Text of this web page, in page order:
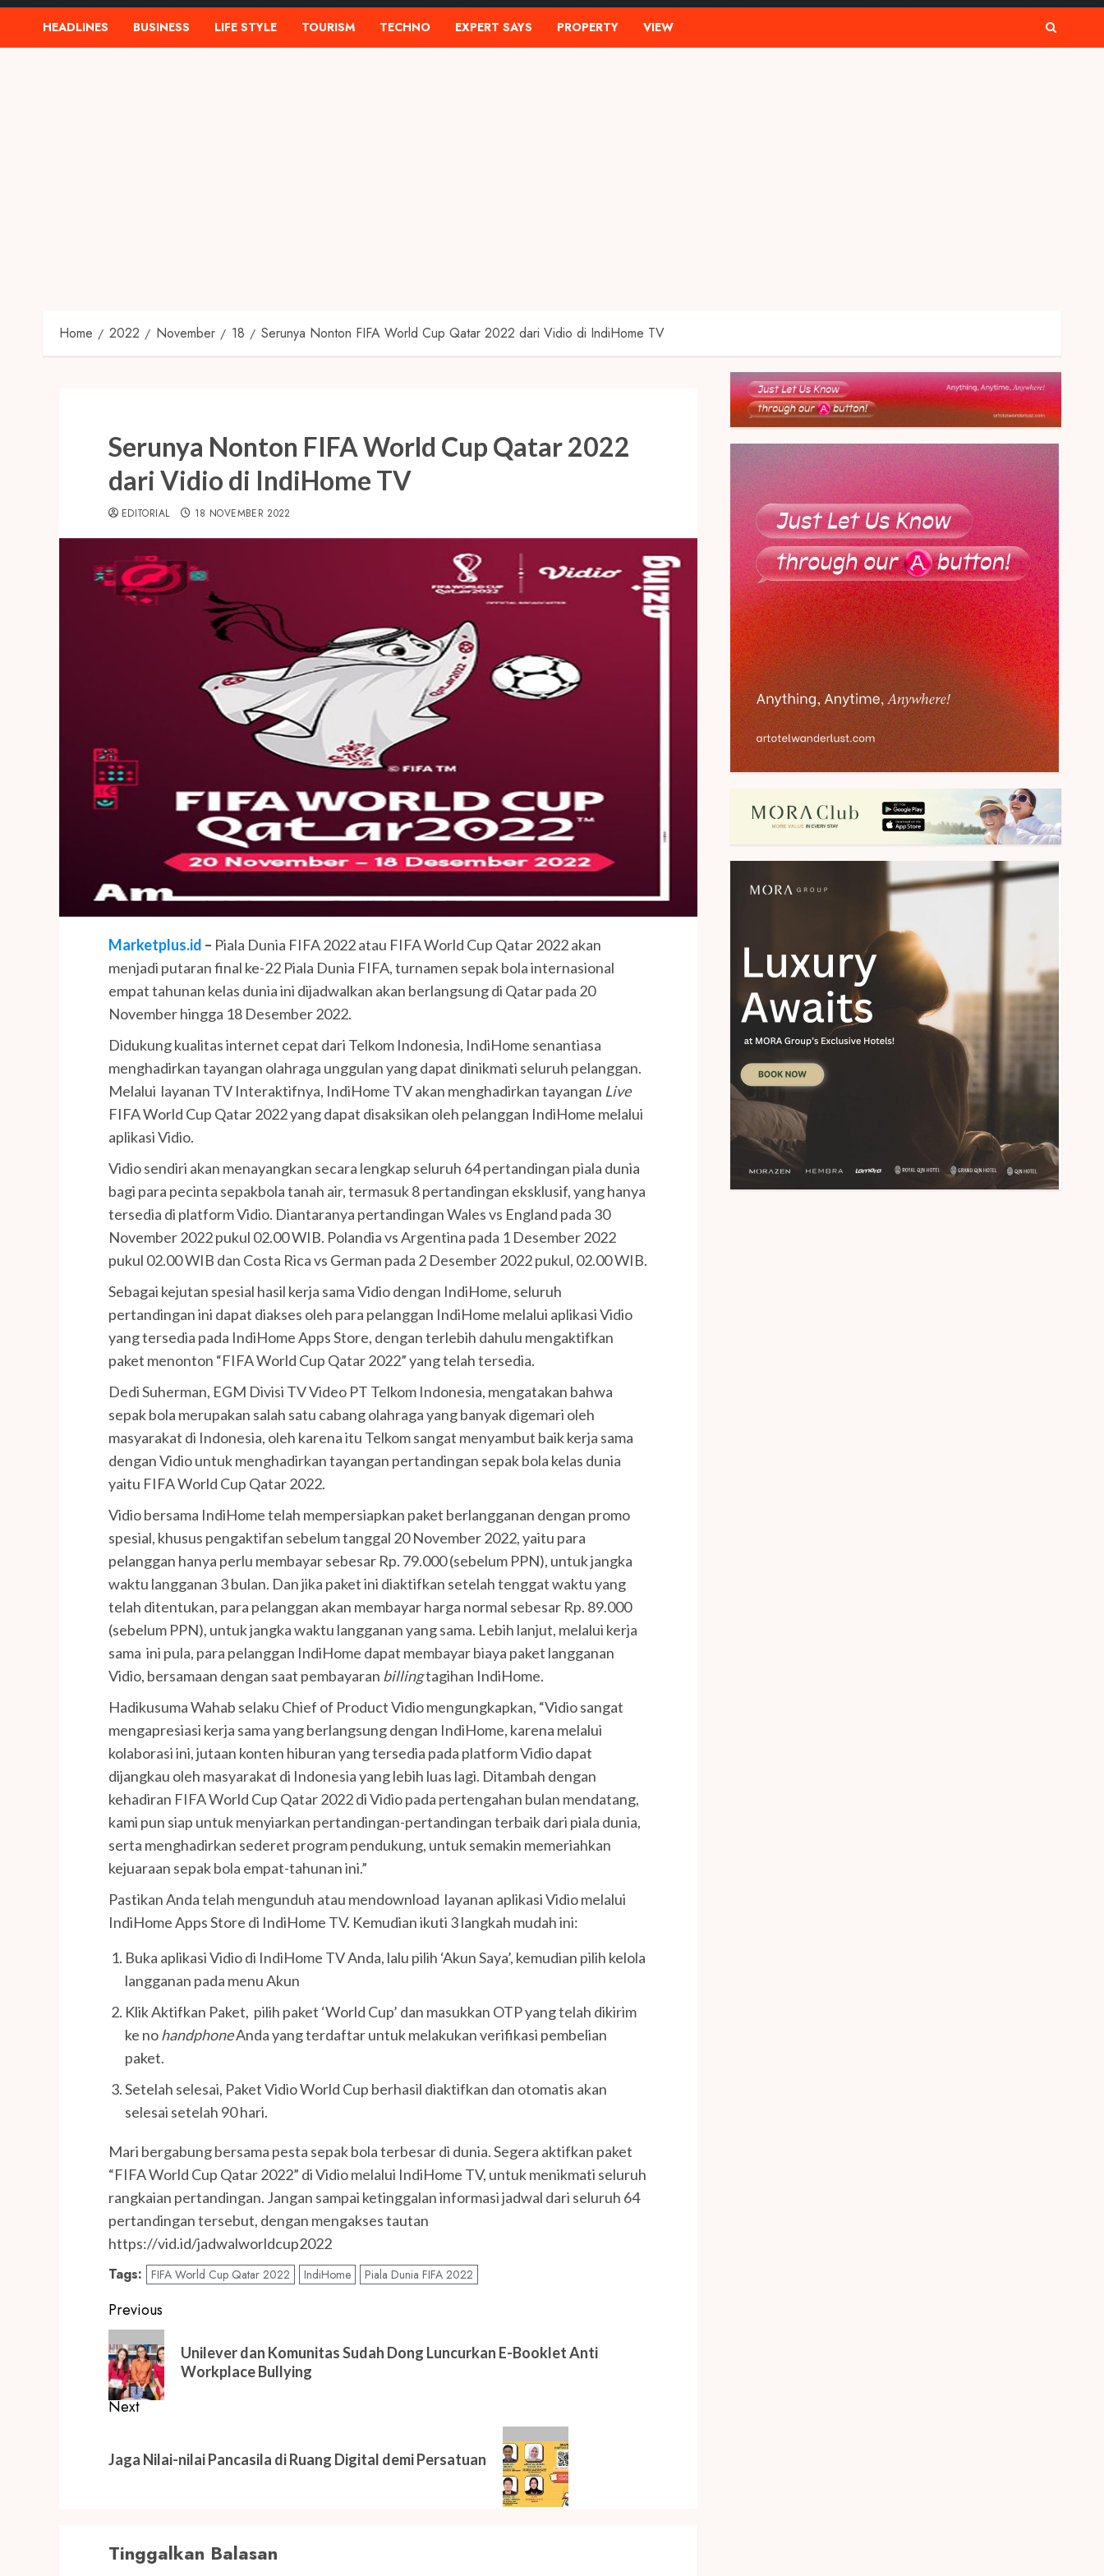
HEADLINES BUSINESS LIFE STYLE TOURISM TECHNO EXPERT SAYS PROPERTY VIEW
Home 2022 November 18 Serunya Nonton FIFA World Cup Qatar 2022 dari Vidio di IndiHome TV
Serunya Nonton FIFA World Cup Qatar 2022
dari Vidio di IndiHome TV
EDITORIAL 18 NOVEMBER 2022
Marketplus.id – Piala Dunia FIFA 2022 atau FIFA World Cup Qatar 2022 akan
menjadi putaran final ke-22 Piala Dunia FIFA, turnamen sepak bola internasional
empat tahunan kelas dunia ini dijadwalkan akan berlangsung di Qatar pada 20
November hingga 18 Desember 2022.
Didukung kualitas internet cepat dari Telkom Indonesia, IndiHome senantiasa
menghadirkan tayangan olahraga unggulan yang dapat dinikmati seluruh pelanggan.
Melalui layanan TV Interaktifnya, IndiHome TV akan menghadirkan tayangan Live
FIFA World Cup Qatar 2022 yang dapat disaksikan oleh pelanggan IndiHome melalui
aplikasi Vidio.
Vidio sendiri akan menayangkan secara lengkap seluruh 64 pertandingan piala dunia
bagi para pecinta sepakbola tanah air, termasuk 8 pertandingan eksklusif, yang hanya
tersedia di platform Vidio. Diantaranya pertandingan Wales vs England pada 30
November 2022 pukul 02.00 WIB. Polandia vs Argentina pada 1 Desember 2022
pukul 02.00 WIB dan Costa Rica vs German pada 2 Desember 2022 pukul, 02.00 WIB.
Sebagai kejutan spesial hasil kerja sama Vidio dengan IndiHome, seluruh
pertandingan ini dapat diakses oleh para pelanggan IndiHome melalui aplikasi Vidio
yang tersedia pada IndiHome Apps Store, dengan terlebih dahulu mengaktifkan
paket menonton “FIFA World Cup Qatar 2022” yang telah tersedia.
Dedi Suherman, EGM Divisi TV Video PT Telkom Indonesia, mengatakan bahwa
sepak bola merupakan salah satu cabang olahraga yang banyak digemari oleh
masyarakat di Indonesia, oleh karena itu Telkom sangat menyambut baik kerja sama
dengan Vidio untuk menghadirkan tayangan pertandingan sepak bola kelas dunia
yaitu FIFA World Cup Qatar 2022.
Vidio bersama IndiHome telah mempersiapkan paket berlangganan dengan promo
spesial, khusus pengaktifan sebelum tanggal 20 November 2022, yaitu para
pelanggan hanya perlu membayar sebesar Rp. 79.000 (sebelum PPN), untuk jangka
waktu langganan 3 bulan. Dan jika paket ini diaktifkan setelah tenggat waktu yang
telah ditentukan, para pelanggan akan membayar harga normal sebesar Rp. 89.000
(sebelum PPN), untuk jangka waktu langganan yang sama. Lebih lanjut, melalui kerja
sama ini pula, para pelanggan IndiHome dapat membayar biaya paket langganan
Vidio, bersamaan dengan saat pembayaran billingtagihan IndiHome.
Hadikusuma Wahab selaku Chief of Product Vidio mengungkapkan, “Vidio sangat
mengapresiasi kerja sama yang berlangsung dengan IndiHome, karena melalui
kolaborasi ini, jutaan konten hiburan yang tersedia pada platform Vidio dapat
dijangkau oleh masyarakat di Indonesia yang lebih luas lagi. Ditambah dengan
kehadiran FIFA World Cup Qatar 2022 di Vidio pada pertengahan bulan mendatang,
kami pun siap untuk menyiarkan pertandingan-pertandingan terbaik dari piala dunia,
serta menghadirkan sederet program pendukung, untuk semakin memeriahkan
kejuaraan sepak bola empat-tahunan ini.”
Pastikan Anda telah mengunduh atau mendownload layanan aplikasi Vidio melalui
IndiHome Apps Store di IndiHome TV. Kemudian ikuti 3 langkah mudah ini:
Buka aplikasi Vidio di IndiHome TV Anda, lalu pilih ‘Akun Saya’, kemudian pilih kelola
langganan pada menu Akun
Klik Aktifkan Paket, pilih paket ‘World Cup’ dan masukkan OTP yang telah dikirim
ke nohandphoneAnda yang terdaftar untuk melakukan verifikasi pembelian
paket.
Setelah selesai, Paket Vidio World Cup berhasil diaktifkan dan otomatis akan
selesai setelah 90 hari.
Mari bergabung bersama pesta sepak bola terbesar di dunia. Segera aktifkan paket
“FIFA World Cup Qatar 2022” di Vidio melalui IndiHome TV, untuk menikmati seluruh
rangkaian pertandingan. Jangan sampai ketinggalan informasi jadwal dari seluruh 64
pertandingan tersebut, dengan mengakses tautan ​​
https://vid.id/jadwalworldcup2022
Tags: FIFA World Cup Qatar 2022 IndiHome Piala Dunia FIFA 2022
Post
navigation
Previous
Previous
post:
Unilever dan Komunitas Sudah Dong Luncurkan E-Booklet Anti
Workplace Bullying
Next
post:
Jaga Nilai-nilai Pancasila di Ruang Digital demi Persatuan
Tinggalkan Balasan